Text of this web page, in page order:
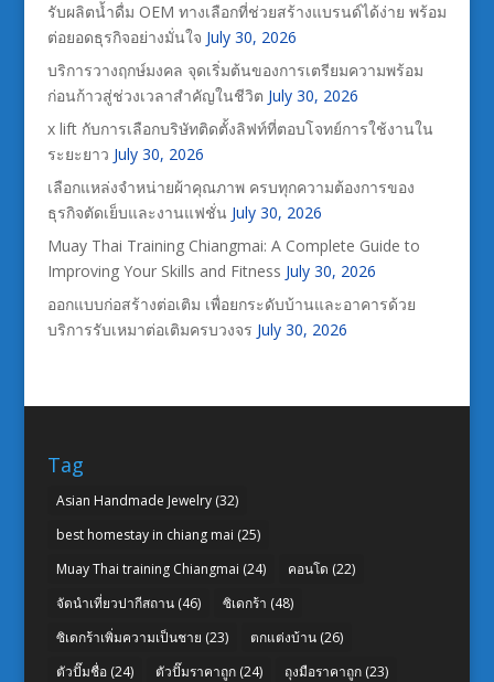
รับผลิตน้ำดื่ม OEM ทางเลือกที่ช่วยสร้างแบรนด์ได้ง่าย พร้อม
ต่อยอดธุรกิจอย่างมั่นใจ July 30, 2026
บริการวางฤกษ์มงคล จุดเริ่มต้นของการเตรียมความพร้อม
ก่อนก้าวสู่ช่วงเวลาสำคัญในชีวิต July 30, 2026
x lift กับการเลือกบริษัทติดตั้งลิฟท์ที่ตอบโจทย์การใช้งานใน
ระยะยาว July 30, 2026
เลือกแหล่งจำหน่ายผ้าคุณภาพ ครบทุกความต้องการของ
ธุรกิจตัดเย็บและงานแฟชั่น July 30, 2026
Muay Thai Training Chiangmai: A Complete Guide to
Improving Your Skills and Fitness July 30, 2026
ออกแบบก่อสร้างต่อเติม เพื่อยกระดับบ้านและอาคารด้วย
บริการรับเหมาต่อเติมครบวงจร July 30, 2026
Tag
Asian Handmade Jewelry(32)
best homestay in chiang mai (25)
Muay Thai training Chiangmai (24) คอนโด (22)
จัดนำเที่ยวปากีสถาน(46) ซิเดกร้า (48)
ซิเดกร้าเพิ่มความเป็นชาย (23) ตกแต่งบ้าน(26)
ตัวปั๊มชื่อ(24) ตัวปั๊มราคาถูก(24) ถุงมือราคาถูก(23)